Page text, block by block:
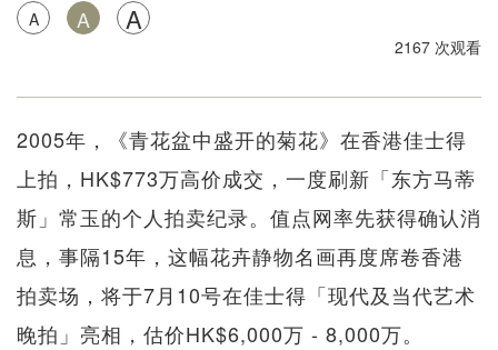
A A A
2167 次观看
2005年，《青花盆中盛开的菊花》在香港佳士得
上拍，HK$773万高价成交，一度刷新「东方马蒂
斯」常玉的个人拍卖纪录。值点网率先获得确认消
息，事隔15年，这幅花卉静物名画再度席卷香港
拍卖场，将于7月10号在佳士得「现代及当代艺术
晚拍」亮相，估价HK$6,000万 - 8,000万。